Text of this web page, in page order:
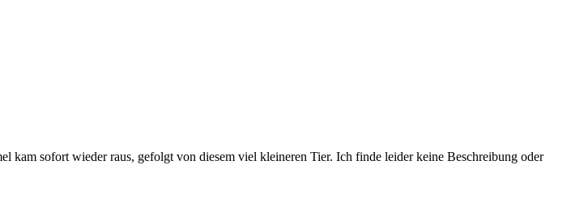
kam sofort wieder raus, gefolgt von diesem viel kleineren Tier. Ich finde leider keine Beschreibung oder